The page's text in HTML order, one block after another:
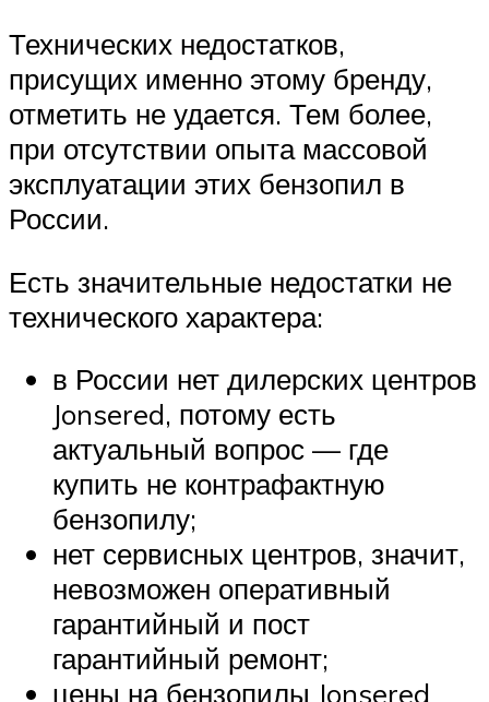
Технических недостатков,
присущих именно этому бренду,
отметить не удается. Тем более,
при отсутствии опыта массовой
эксплуатации этих бензопил в
России.
Есть значительные недостатки не
технического характера:
в России нет дилерских центров
Jonsered, потому есть
актуальный вопрос — где
купить не контрафактную
бензопилу;
нет сервисных центров, значит,
невозможен оперативный
гарантийный и пост
гарантийный ремонт;
цены на бензопилы Jonsered